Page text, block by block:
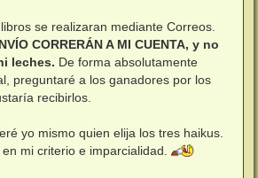
se realizaran mediante Correos.
CORRERÁN A MI CUENTA, y no
leches. De forma absolutamente
preguntaré a los ganadores por los
recibirlos.
yo mismo quien elija los tres haikus.
mi criterio e imparcialidad.